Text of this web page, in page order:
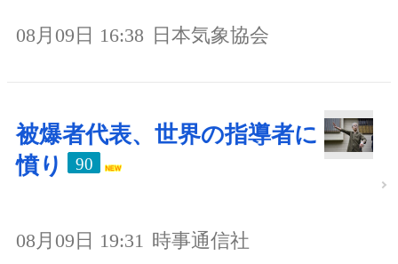
08月09日 16:38 日本気象協会
被爆者代表、世界の指導者に
憤り
90
08月09日 19:31 時事通信社